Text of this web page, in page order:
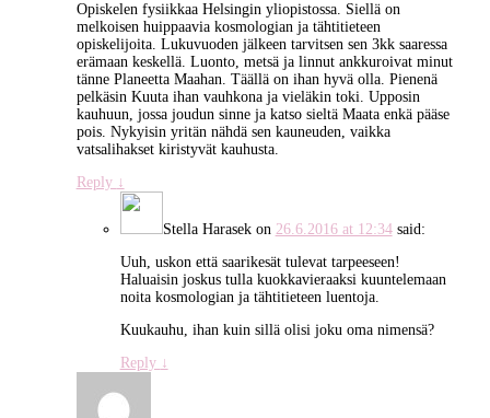
Opiskelen fysiikkaa Helsingin yliopistossa. Siellä on
melkoisen huippaavia kosmologian ja tähtitieteen
opiskelijoita. Lukuvuoden jälkeen tarvitsen sen 3kk saaressa
erämaan keskellä. Luonto, metsä ja linnut ankkuroivat minut
tänne Planeetta Maahan. Täällä on ihan hyvä olla. Pienenä
pelkäsin Kuuta ihan vauhkona ja vieläkin toki. Upposin
kauhuun, jossa joudun sinne ja katso sieltä Maata enkä pääse
pois. Nykyisin yritän nähdä sen kauneuden, vaikka
vatsalihakset kiristyvät kauhusta.
Reply ↓
Stella Harasekon 26.6.2016 at 12:34 said:
Uuh, uskon että saarikesät tulevat tarpeeseen!
Haluaisin joskus tulla kuokkavieraaksi kuuntelemaan
noita kosmologian ja tähtitieteen luentoja.
Kuukauhu, ihan kuin sillä olisi joku oma nimensä?
Reply ↓